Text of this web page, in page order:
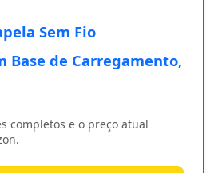
Sem Fio
Base de Carregamento,
completos e o preço atual